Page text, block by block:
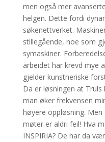
men også mer
helgen. Dette fordi
søkenettverket.
stillegående, noe som
symaskiner.
arbeidet har krevd mye
gjelder kunstneriske
Da er løsningen at
man øker frekvensen
høyere oppløsning.
møter er aldri feil! Hva
INSPIRIA? De har da